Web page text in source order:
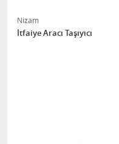
Nizam
İtfaiye Aracı Taşıyıcı